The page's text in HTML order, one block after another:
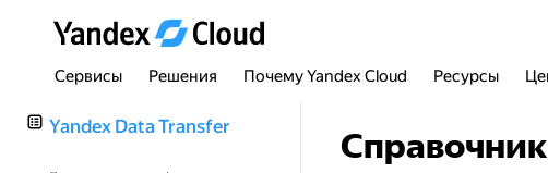
Сервисы Решения Почему Yandex Cloud Ресурсы
Yandex Data Transfer